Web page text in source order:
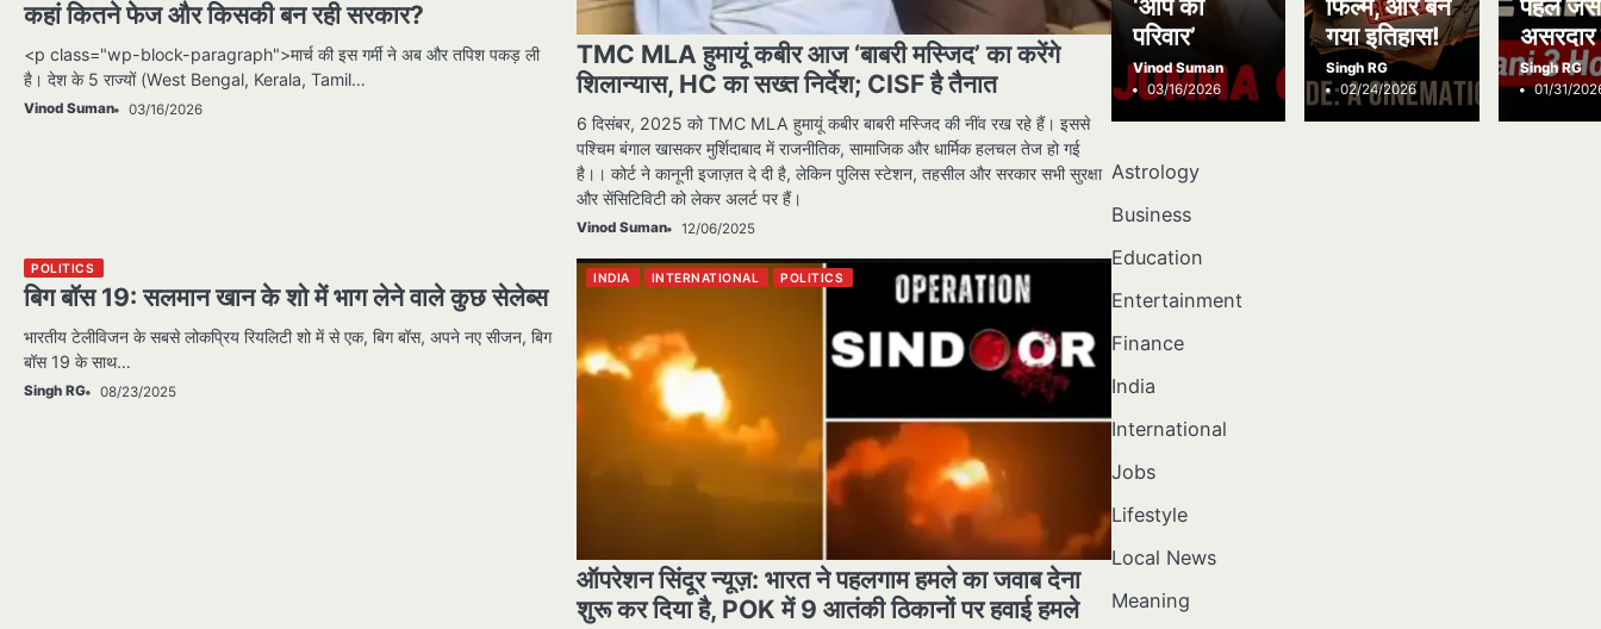
कहां कितने फेज और किसकी बन रही सरकार?
<p class="wp-block-paragraph">मार्च की इस गर्मी ने अब और तपिश पकड़ ली
है। देश के 5 राज्यों (West Bengal, Kerala, Tamil…
Vinod Suman 03/16/2026
TMC MLA हुमायूं कबीर आज ‘बाबरी मस्जिद’ का करेंगे
शिलान्यास, HC का सख्त निर्देश; CISF है तैनात
6 दिसंबर, 2025 को TMC MLA हुमायूं कबीर बाबरी मस्जिद की नींव रख रहे हैं। इससे
पश्चिम बंगाल खासकर मुर्शिदाबाद में राजनीतिक, सामाजिक और धार्मिक हलचल तेज हो गई
है।। कोर्ट ने कानूनी इजाज़त दे दी है, लेकिन पुलिस स्टेशन, तहसील और सरकार सभी सुरक्षा
और सेंसिटिविटी को लेकर अलर्ट पर हैं।
Vinod Suman 12/06/2025
POLITICS
बिग बॉस 19: सलमान खान के शो में भाग लेने वाले कुछ सेलेब्स
भारतीय टेलीविजन के सबसे लोकप्रिय रियलिटी शो में से एक, बिग बॉस, अपने नए सीजन, बिग
बॉस 19 के साथ…
Singh RG 08/23/2025
INDIA INTERNATIONAL POLITICS
ऑपरेशन सिंदूर न्यूज़: भारत ने पहलगाम हमले का जवाब देना
शुरू कर दिया है, POK में 9 आतंकी ठिकानों पर हवाई हमले
‘आप का
परिवार’
Vinod Suman
03/16/2026
फिल्में, और बन
गया इतिहास!
Singh RG
02/24/2026
पहले
असरदार
Singh RG
01/31/
Astrology
Business
Education
Entertainment
Finance
India
International
Jobs
Lifestyle
Local News
Meaning